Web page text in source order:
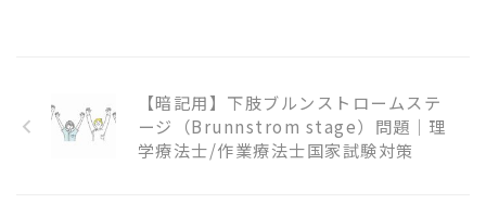
【暗記用】下肢ブルンストロームステ
ージ（Brunnstrom stage）問題｜理
学療法士/作業療法士国家試験対策